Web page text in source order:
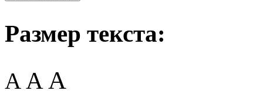
Размер текста:
A AA